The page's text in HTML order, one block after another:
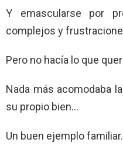
Y emascularse por
complejos y
Pero no hacía lo que
Nada más acomodaba
su propio bien…
Un buen ejemplo